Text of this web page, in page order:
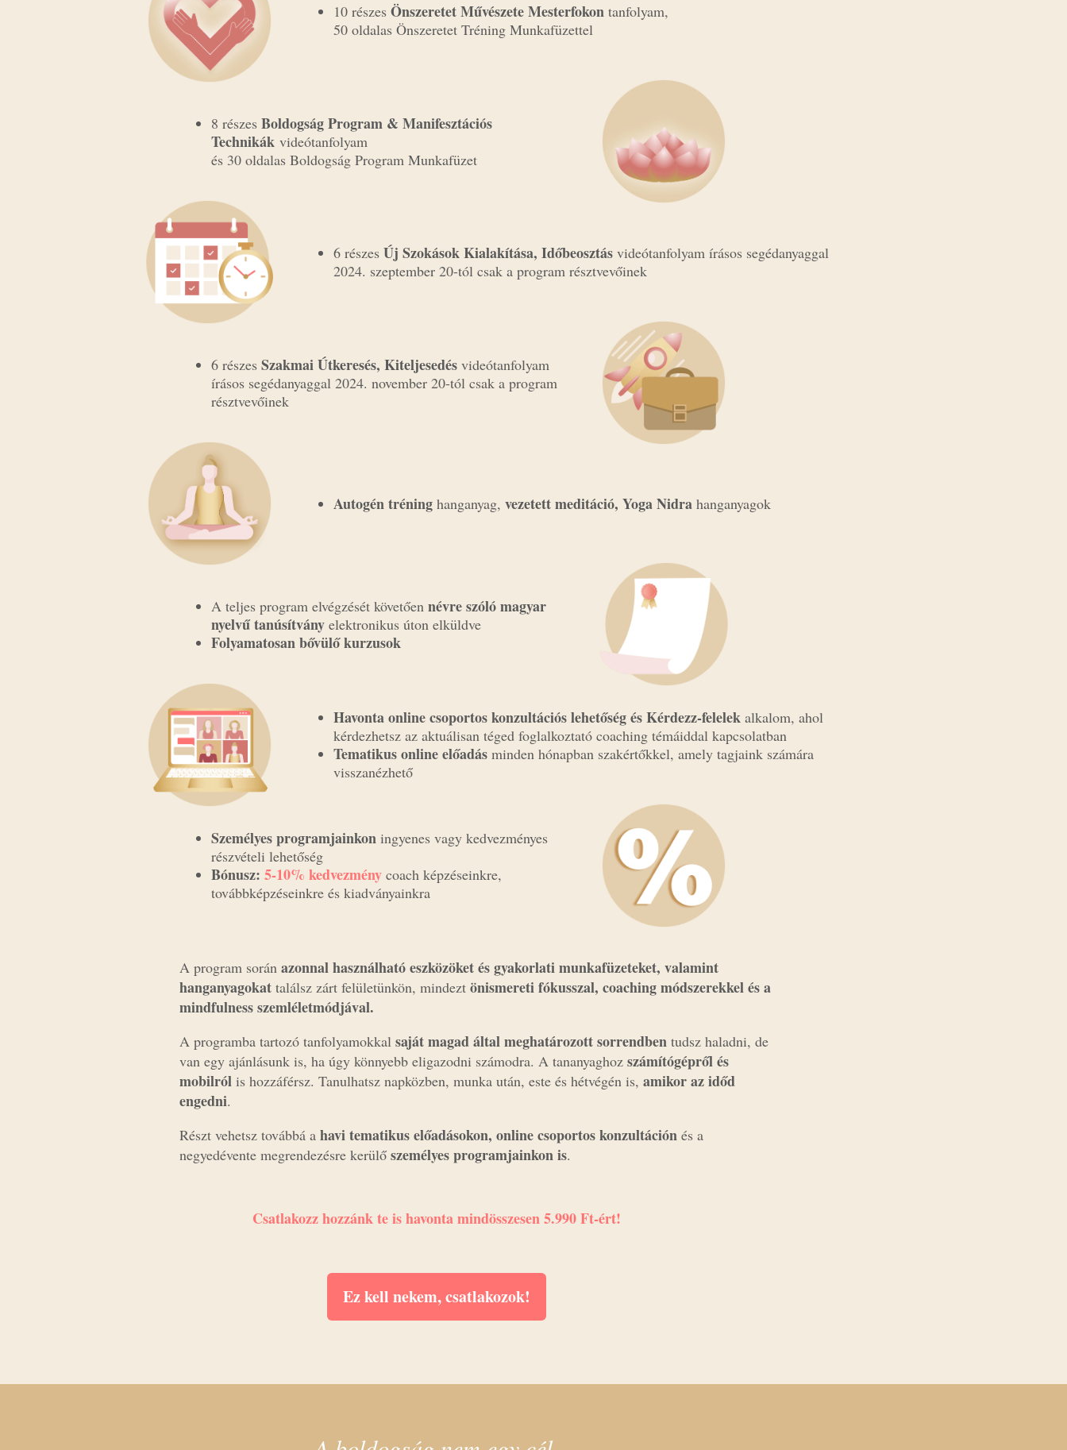
10 részes Önszeretet Művészete Mesterfokontanfolyam,
50 oldalas Önszeretet Tréning Munkafüzettel
8 részes Boldogság Program & Manifesztációs
Technikákvideótanfolyam
és 30 oldalas Boldogság Program Munkafüzet
6 részes Új Szokások Kialakítása, Időbeosztásvideótanfolyam írásos segédanyaggal
2024. szeptember 20-tól csak a program résztvevőinek
6 részes Szakmai Útkeresés, Kiteljesedésvideótanfolyam
írásos segédanyaggal 2024. november 20-tól csak a program
résztvevőinek
Autogén tréninghanganyag, vezetett meditáció, Yoga Nidrahanganyagok
A teljes program elvégzését követően névre szóló magyar
nyelvű tanúsítványelektronikus úton elküldve
Folyamatosan bővülő kurzusok
Havonta online csoportos konzultációs lehetőség és Kérdezz-felelekalkalom, ahol
kérdezhetsz az aktuálisan téged foglalkoztató coaching témáiddal kapcsolatban
Tematikus online előadásminden hónapban szakértőkkel, amely tagjaink számára
visszanézhető
Személyes programjainkoningyenes vagy kedvezményes
részvételi lehetőség
Bónusz: 5-10% kedvezménycoach képzéseinkre,
továbbképzéseinkre és kiadványainkra
A program során azonnal használható eszközöket és gyakorlati munkafüzeteket, valamint
hanganyagokat találsz zárt felületünkön, mindezt önismereti fókusszal, coaching módszerekkel és a
mindfulness szemléletmódjával.
A programba tartozó tanfolyamokkal saját magad által meghatározott sorrendben tudsz haladni, de
van egy ajánlásunk is, ha úgy könnyebb eligazodni számodra. A tananyaghoz számítógépről és
mobilról is hozzáférsz. Tanulhatsz napközben, munka után, este és hétvégén is, amikor az időd
engedni.
Részt vehetsz továbbá a havi tematikus előadásokon, online csoportos konzultáción és a
negyedévente megrendezésre kerülő személyes programjainkon is.
Csatlakozz hozzánk te is havonta mindösszesen 5.990 Ft-ért!
Ez kell nekem, csatlakozok!